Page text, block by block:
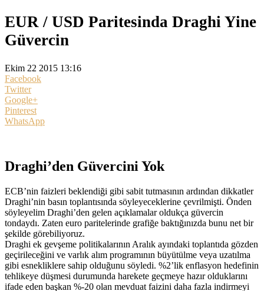
EUR / USD Paritesinda Draghi Yine
Güvercin
Ekim 22 2015 13:16
Facebook
Twitter
Google+
Pinterest
WhatsApp
Draghi’den Güvercini Yok
ECB’nin faizleri beklendiği gibi sabit tutmasının ardından dikkatler
Draghi’nin basın toplantısında söyleyeceklerine çevrilmişti. Önden
söyleyelim Draghi’den gelen açıklamalar oldukça güvercin
tondaydı. Zaten euro paritelerinde grafiğe baktığınızda bunu net bir
şekilde görebiliyoruz.
Draghi ek gevşeme politikalarının Aralık ayındaki toplantıda gözden
geçirileceğini ve varlık alım programının büyütülme veya uzatılma
gibi esnekliklere sahip olduğunu söyledi. %2’lik enflasyon hedefinin
tehlikeye düşmesi durumunda harekete geçmeye hazır olduklarını
ifade eden başkan %-20 olan mevduat faizini daha fazla indirmeyi